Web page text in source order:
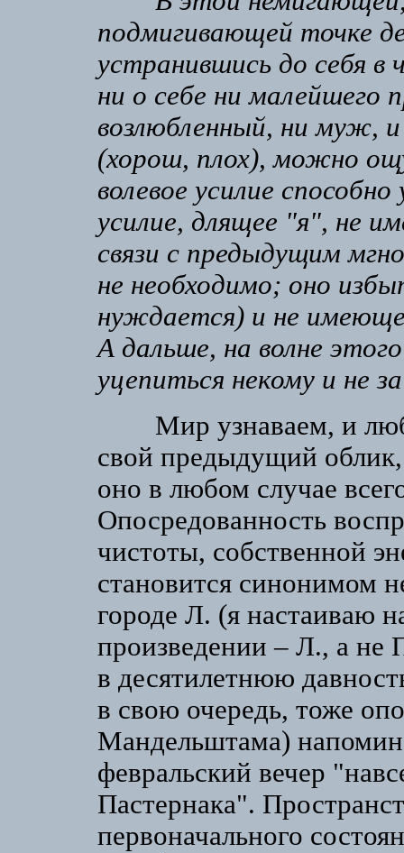
подмигивающей точке
устранившись до себя в
ни о себе ни малейшего
возлюбленный, ни муж,
(хорош, плох), можно
волевое усилие
усилие, длящее "я", не
связи с предыдущим
не необходимо; оно
нуждается) и не
А дальше, на волне
уцепиться некому и не
Мир узнаваем, и
свой предыдущий
оно в любом случае
Опосредованность
чистоты, собственной
становится синонимом
городе Л. (я настаиваю
произведении – Л., а не
в десятилетнюю
в свою очередь, тоже
Мандельштама)
февральский вечер
Пастернака".
первоначального